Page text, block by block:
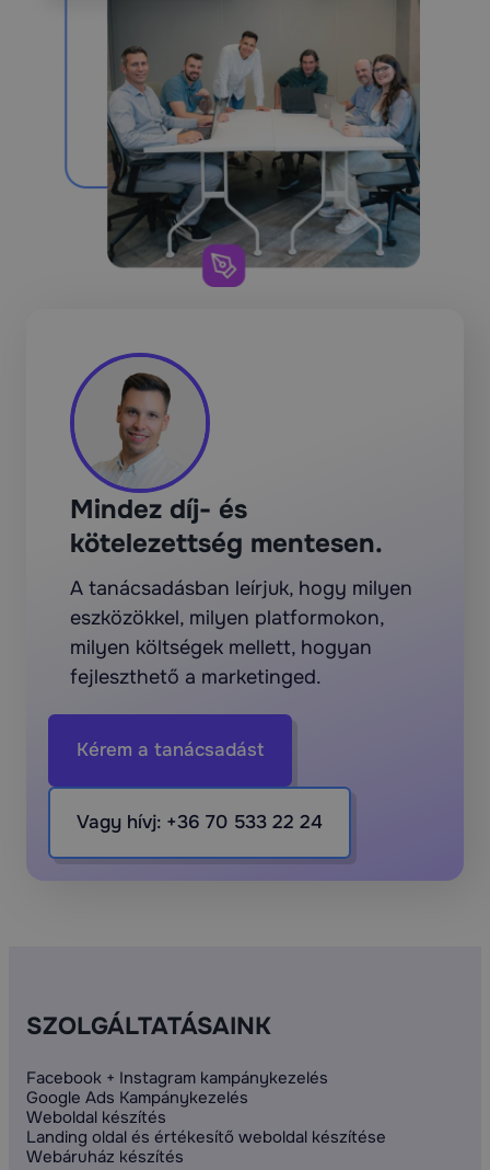
Mindez díj- és
kötelezettség mentesen.
A tanácsadásban leírjuk, hogy milyen
eszközökkel, milyen platformokon,
milyen költségek mellett, hogyan
fejleszthető a marketinged.
Kérem a tanácsadást
Vagy hívj: +36 70 533 22 24
SZOLGÁLTATÁSAINK
Facebook + Instagram kampánykezelés
Google Ads Kampánykezelés
Weboldal készítés
Landing oldal és értékesítő weboldal készítése
Webáruház készítés